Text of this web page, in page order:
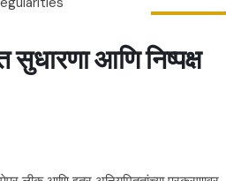
सुधारणा आणि निष्पक्ष